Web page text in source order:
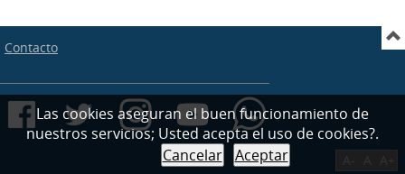
Contacto
Las cookies aseguran el buen funcionamiento de
nuestros servicios; Usted acepta el uso de cookies?.
Cancelar
Aceptar